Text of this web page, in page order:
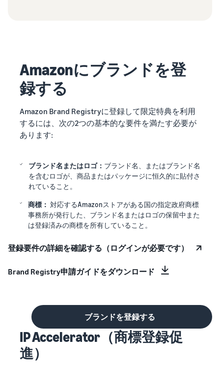
Amazonにブランドを登
録する
Amazon Brand Registryに登録して限定特典を利用
するには、次の2つの基本的な要件を満たす必要が
あります:
ブランド名またはロゴ： ブランド名、またはブランド名
を含むロゴが、商品またはパッケージに恒久的に貼付さ
れていること。
商標： 対応するAmazonストアがある国の指定政府商標
事務所が発行した、ブランド名またはロゴの保留中また
は登録済みの商標を所有していること。
登録要件の詳細を確認する（ログインが必要です）
Brand Registry申請ガイドをダウンロード
ブランドを登録する
IP Accelerator（商標登録促
進）